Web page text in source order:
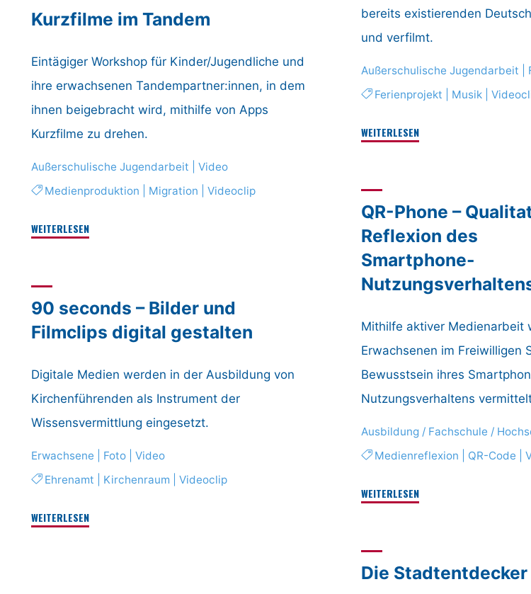
bereits existierenden
und verfilmt.
Außerschulische Jugendarbeit
Ferienprojekt
Musik |
WEITERLESEN"Film
Kurzfilme im Tandem
Eintägiger Workshop für Kinder/Jugendliche und
ihre erwachsenen Tandem­part­ner:innen, in dem
ihnen beigebracht wird, mithilfe von Apps
Kurzfilme zu drehen.
Außerschulische Jugendarbeit
Video
Medienproduktion
Migration |Videoclip
WEITERLESEN"Kurzfilme
QR-Phone –
Reflexion des
Smartphone-
Mithilfe aktiver Medienarbeit
Erwachsenen im Freiwilligen
Bewusstsein ihres
Nutzungsverhaltens
Ausbildung / Fachschule /
Medienreflexion
QR-Code |
WEITERLESEN"QR-
Reflexion
90 seconds – Bilder und
Filmclips digital gestalten
Digitale Medien werden in der Ausbildung von
Kirchenführenden als Instru­ment der
Wissensvermittlung eingesetzt.
Erwachsene Foto
Video
Ehrenamt
Kirchenraum |Videoclip
WEITERLESEN"90
Die Stadtentdecker